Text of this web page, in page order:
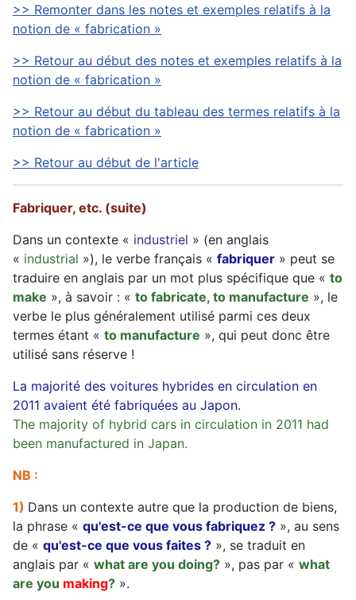
>> Remonter dans les notes et exemples relatifs à la
notion de « fabrication »
>> Retour au début des notes et exemples relatifs à la
notion de « fabrication »
>> Retour au début du tableau des termes relatifs à la
notion de « fabrication »
>> Retour au début de l'article
Fabriquer, etc. (suite)
Dans un contexte « industriel » (en anglais
« industrial »), le verbe français « fabriquer » peut se
traduire en anglais par un mot plus spécifique que « to
make », à savoir : « to fabricate, to manufacture », le
verbe le plus généralement utilisé parmi ces deux
termes étant « to manufacture », qui peut donc être
utilisé sans réserve !
La majorité des voitures hybrides en circulation en
2011 avaient été fabriquées au Japon.
The majority of hybrid cars in circulation in 2011 had
been manufactured in Japan.
NB :
1) Dans un contexte autre que la production de biens,
la phrase « qu'est-ce que vous fabriquez ? », au sens
de « qu'est-ce que vous faites ? », se traduit en
anglais par « what are you doing? », pas par « what
are you making? ».